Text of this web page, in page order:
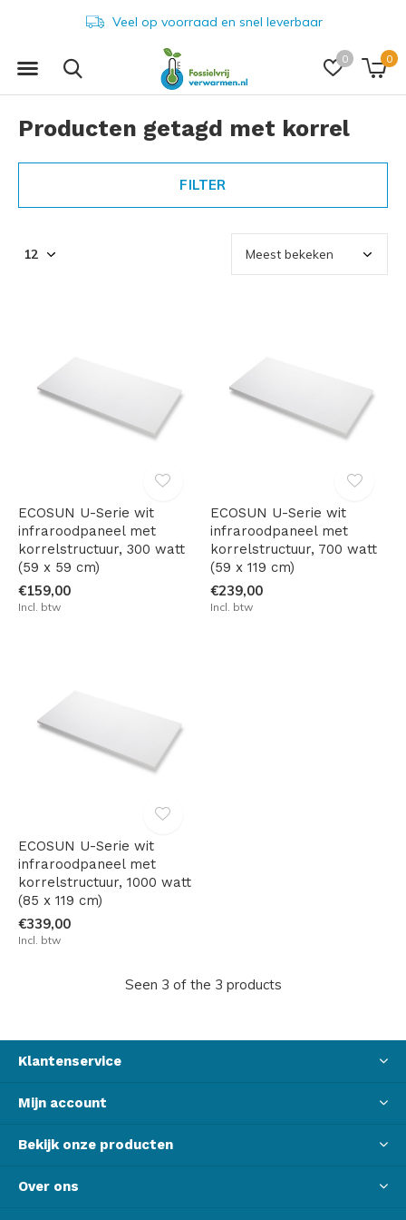
0 0
Veel op voorraad en snel leverbaar
Producten getagd met korrel
FILTER
ECOSUN U-Serie wit
infraroodpaneel met
korrelstructuur, 300 watt
(59 x 59 cm)
€159,00
Incl. btw
ECOSUN U-Serie wit
infraroodpaneel met
korrelstructuur, 700 watt
(59 x 119 cm)
€239,00
Incl. btw
ECOSUN U-Serie wit
infraroodpaneel met
korrelstructuur, 1000 watt
(85 x 119 cm)
€339,00
Incl. btw
Seen 3 of the 3 products
Klantenservice
Mijn account
Bekijk onze producten
Over ons